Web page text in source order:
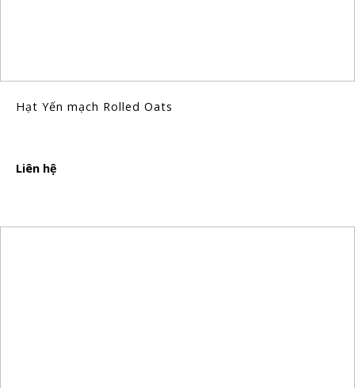
Hạt Yến mạch Rolled Oats
Liên hệ